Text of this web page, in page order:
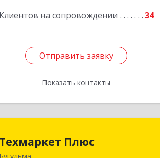
Клиентов на сопровождении 34
Отправить заявку
Показать контакты
Отправить заявку
Назад
Техмаркет Плюс
Бугульма